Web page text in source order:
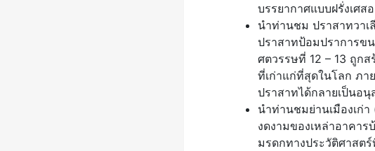
บรรยากาศแบบฝรั่งเศส
นำท่านชม ปราสาทวาเ
ปราสาทป้อมปราการข
ศตวรรษที่ 12 – 13 ถูก
ที่เก่าแก่ที่สุดในโลก ภา
ปราสาทได้กลายเป็นอ
นำท่านชมย่านเมืองเก่
งดงามของเหล่าอาคา
มรดกทางประวัติศาสต